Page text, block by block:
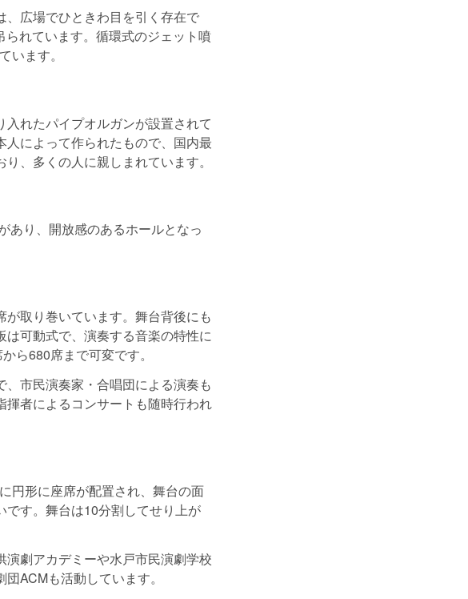
広場でひときわ目を引く存在で
れています。循環式のジェット噴
います。
れたパイプオルガンが設置されて
によって作られたもので、国内最
、多くの人に親しまれています。
あり、開放感のあるホールとなっ
取り巻いています。舞台背後にも
可動式で、演奏する音楽の特性に
ら680席まで可変です。
市民演奏家・合唱団による演奏も
者によるコンサートも随時行われ
円形に座席が配置され、舞台の面
す。舞台は10分割してせり上が
劇アカデミーや水戸市民演劇学校
ACMも活動しています。